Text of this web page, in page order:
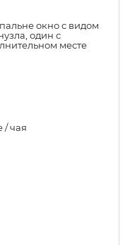
окно с видом
один с
месте
/ чая